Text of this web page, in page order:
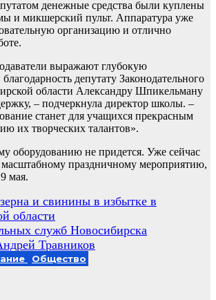
денежные средства были куплены
и микшерский пульт. Аппаратура уже
организацию и отлично
выражают глубокую
депутату Законодательного
области Александру Шпикельману
– подчеркнула директор школы. –
станет для учащихся прекрасным
их творческих талантов».
оборудованию не придется. Уже сейчас
масштабному праздничному мероприятию,
мая.
и свинины в избытке в
области
служб Новосибирска
Травников
Общество